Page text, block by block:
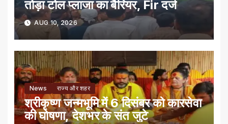
तोड़ा टोल प्लाजा का बैरियर, Fir दर्ज
AUG 10, 2026
News राज्य और शहर
श्रीकृष्ण जन्मभूमि में 6 दिसंबर को कारसेवा
की घोषणा, देशभर के संत जुटे